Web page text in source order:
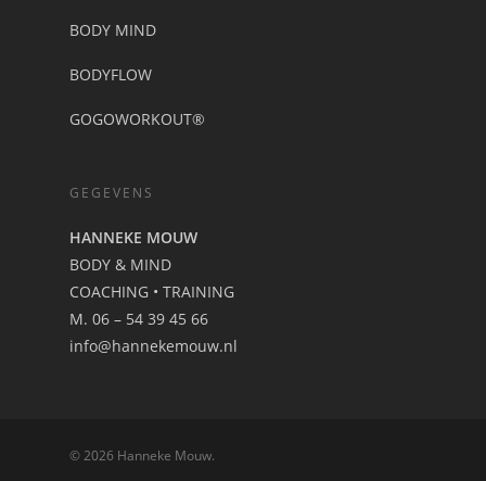
BODY MIND
BODYFLOW
GOGOWORKOUT®
GEGEVENS
HANNEKE MOUW
BODY & MIND
COACHING • TRAINING
M. 06 – 54 39 45 66
info@hannekemouw.nl
© 2026 Hanneke Mouw.